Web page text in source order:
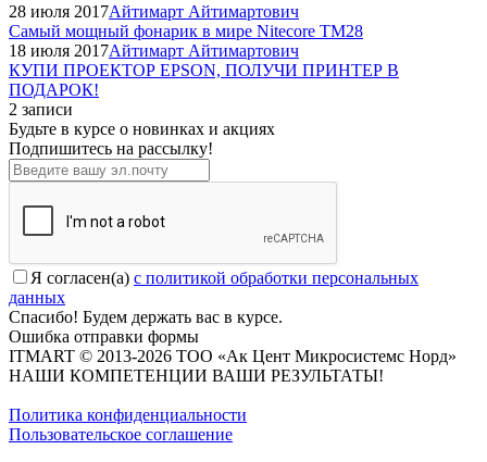
28 июля 2017Айтимарт Айтимартович
Самый мощный фонарик в мире Nitecore TM28
18 июля 2017Айтимарт Айтимартович
КУПИ ПРОЕКТОР EPSON, ПОЛУЧИ ПРИНТЕР В
ПОДАРОК!
2 записи
Будьте в курсе о новинках и акциях
Подпишитесь на рассылкy!
Я согласен(a) с политикой обработки персональных
данных
Спасибо! Будем держать вас в курсе.
Ошибка отправки формы
ITMART © 2013-2026 ТОО «Ак Цент Микросистемс Норд»
НАШИ КОМПЕТЕНЦИИ ВАШИ РЕЗУЛЬТАТЫ!
Политика конфиденциальности
Пользовательское соглашение